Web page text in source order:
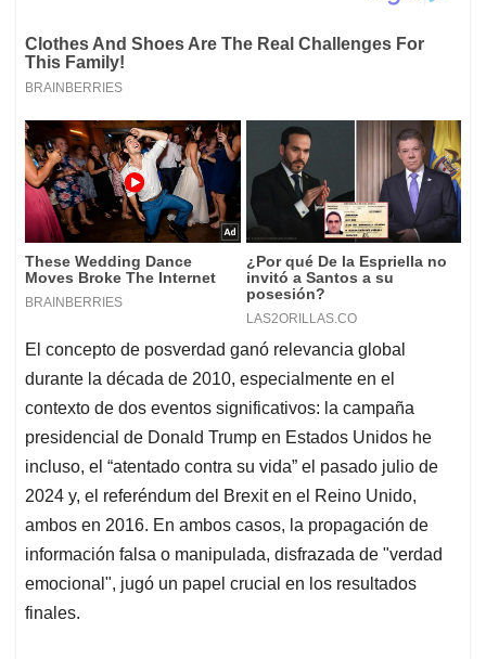
El concepto de posverdad ganó relevancia global
durante la década de 2010, especialmente en el
contexto de dos eventos significativos: la campaña
presidencial de Donald Trump en Estados Unidos he
incluso, el “atentado contra su vida” el pasado julio de
2024 y, el referéndum del Brexit en el Reino Unido,
ambos en 2016. En ambos casos, la propagación de
información falsa o manipulada, disfrazada de "verdad
emocional", jugó un papel crucial en los resultados
finales.